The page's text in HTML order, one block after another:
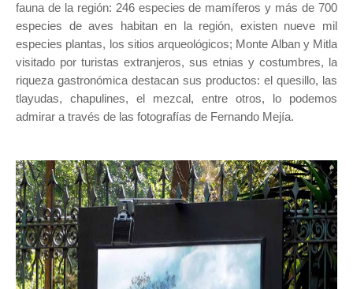
fauna de la región: 246 especies de mamíferos y más de 700
especies de aves habitan en la región, existen nueve mil
especies plantas, los sitios arqueológicos; Monte Alban y Mitla
visitado por turistas extranjeros, sus etnias y costumbres, la
riqueza gastronómica destacan sus productos: el quesillo, las
tlayudas, chapulines, el mezcal, entre otros, lo podemos
admirar a través de las fotografías de Fernando Mejía.